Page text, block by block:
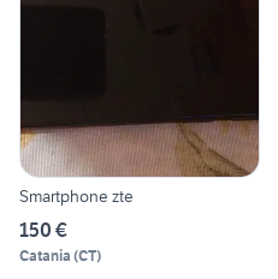
Smartphone zte
150 €
Catania (CT)